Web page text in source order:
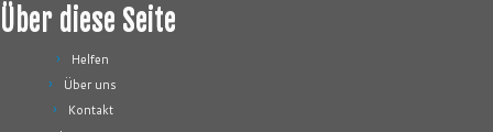
Über diese Seite
Helfen
Über uns
Kontakt